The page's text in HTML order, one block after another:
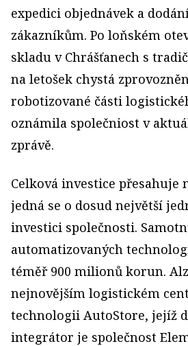
expedici objednávek a
zákazníkům. Po loňském
skladu v Chrášťanech s
na letošek chystá
robotizované části
oznámila společniost v
zprávě.
Celková investice
jedná se o dosud největší
investici společnosti.
automatizovaných
téměř 900 milionů korun.
nejnovějším logistickém
technologii AutoStore, jejíž
integrátor je společnost